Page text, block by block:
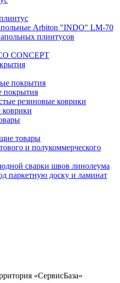
Arbiton "INDO" LM-70
плинтусов
CONCEPT
покрытия
покрытия
резиновые коврики
товары
и полукоммерческого
сварки швов линолеума
паркетную доску и ламинат
«СервисБаза»